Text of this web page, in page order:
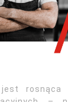
jest rosnąca